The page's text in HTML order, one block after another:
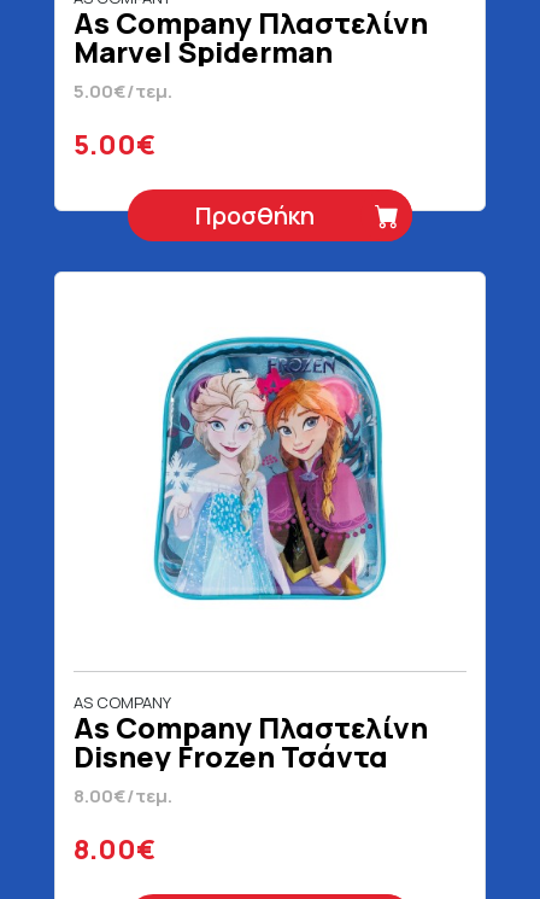
As Company Πλαστελίνη
Marvel Spiderman
Κουβαδάκι Για 3+ Ετών 200
gr
5.00€/τεμ.
5.00€
Προσθήκη
AS COMPANY
As Company Πλαστελίνη
Disney Frozen Τσάντα
Πλάτης Για 3+ Ετών 200 gr
8.00€/τεμ.
8.00€